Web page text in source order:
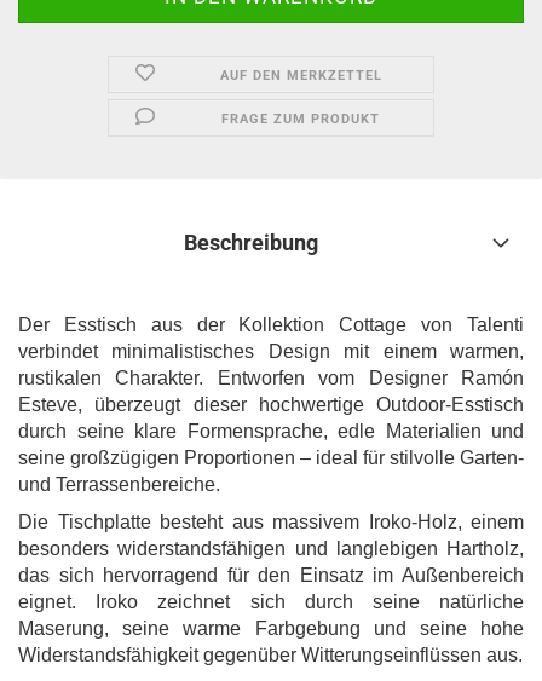
AUF DEN MERKZETTEL
FRAGE ZUM PRODUKT
Beschreibung
Der Esstisch aus der Kollektion Cottage von Talenti
verbindet minimalistisches Design mit einem warmen,
rustikalen Charakter. Entworfen vom Designer Ramón
Esteve, überzeugt dieser hochwertige Outdoor-Esstisch
durch seine klare Formensprache, edle Materialien und
seine großzügigen Proportionen – ideal für stilvolle Garten-
und Terrassenbereiche.
Die Tischplatte besteht aus massivem Iroko-Holz, einem
besonders widerstandsfähigen und langlebigen Hartholz,
das sich hervorragend für den Einsatz im Außenbereich
eignet. Iroko zeichnet sich durch seine natürliche
Maserung, seine warme Farbgebung und seine hohe
Widerstandsfähigkeit gegenüber Witterungseinflüssen aus.